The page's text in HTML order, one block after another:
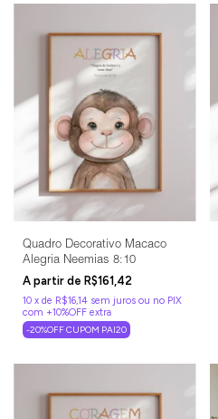
Quadro Decorativo Macaco
Alegria Neemias 8:10
R$161,42
10 x de R$16,14 sem juros
-20%OFF CUPOM PAI20